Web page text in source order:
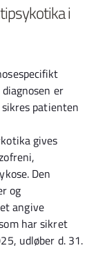
i
er
patienten
gives
Den
og
angive
har sikret
udløber d. 31.